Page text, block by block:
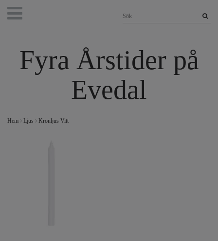
Fyra Årstider på
Evedal
Hem Ljus Kronljus Vitt